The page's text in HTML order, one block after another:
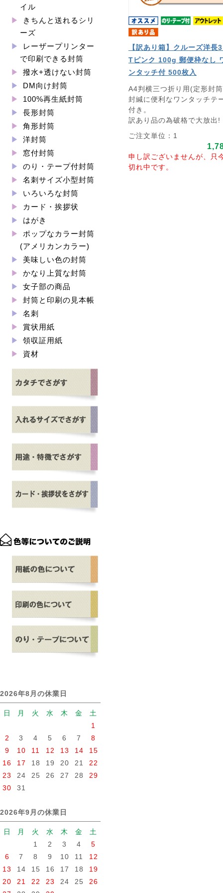
イル
きちんと送れるシリ
ーズ
レーザープリンター
で印刷できる封筒
撥水+透けない封筒
DM向け封筒
100%再生紙封筒
長形封筒
角形封筒
洋封筒
窓付封筒
のり・テープ付封筒
名刺サイズ小型封筒
いろいろな封筒
カード・挨拶状
はがき
ポップなカラー封筒
(アメリカンカラー)
美味しい色の封筒
かなり上質な封筒
女子部の商品
封筒と印刷の見本帳
名刺
賞状用紙
領収証用紙
資材
2026年8月の休業日
日 月 火 水 木 金
土
1
2
3 4 5 6 7
8
9
10 11 12 13 14
15
16
17 18 19 20 21
22
23
24 25 26 27 28
29
30
31
2026年9月の休業日
日 月 火 水 木 金
土
1
2 3 4
5
6
7 8 9 10 11
12
13
14 15 16 17 18
19
20
21 22 23 24 25
26
【訳あり箱】クルーズ洋長
Tピンク 100g 郵便枠なし
ンタッチ付 500枚入
A4判横三つ折り用(定形封
封緘に便利なワンタッチテ
付き。
訳あり品の為破格で大放出!
ご注文単位：1
申し訳ございませんが、只
切れ中です。